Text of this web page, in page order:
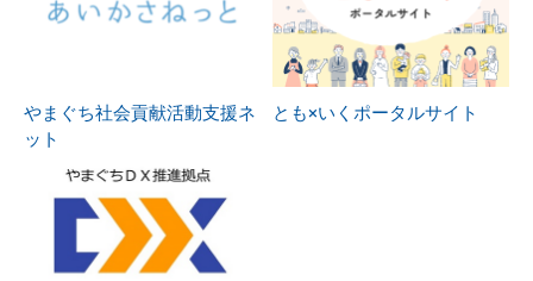
やまぐち社会貢献活動支援ネ
ット
とも×いくポータルサイト